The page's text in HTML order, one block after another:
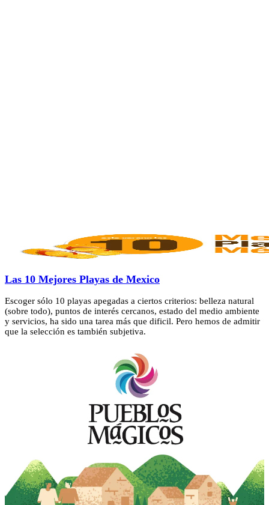
Las 10 Mejores Playas de Mexico
Escoger sólo 10 playas apegadas a ciertos criterios: belleza natural
(sobre todo), puntos de interés cercanos, estado del medio ambiente
y servicios, ha sido una tarea más que dificil. Pero hemos de admitir
que la selección es también subjetiva.